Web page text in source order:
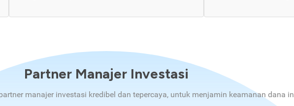
Partner Manajer Investasi
manajer investasi kredibel dan tepercaya, untuk menjamin keamanan dana